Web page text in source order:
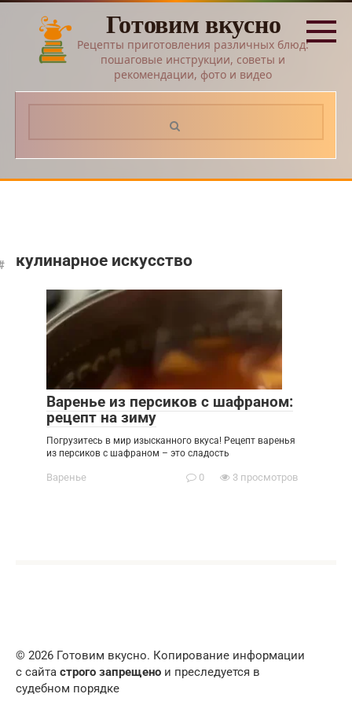
Перейти
контенту
Готовим вкусно
Рецепты приготовления различных блюд:
пошаговые инструкции, советы и
рекомендации, фото и видео
кулинарное искусство
Варенье из персиков с шафраном:
рецепт на зиму
Погрузитесь в мир изысканного вкуса! Рецепт варенья
из персиков с шафраном – это сладость
Варенье 0 3 просмотров
© 2026 Готовим вкусно. Копирование информации
с сайта строго запрещено и преследуется в
судебном порядке